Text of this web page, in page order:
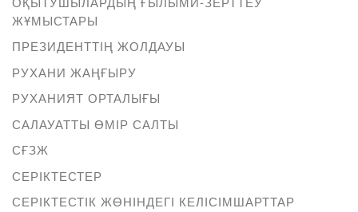
ЖҰМЫСТАРЫ
ПРЕЗИДЕНТТІҢ ЖОЛДАУЫ
РУХАНИ ЖАҢҒЫРУ
РУХАНИЯТ ОРТАЛЫҒЫ
САЛАУАТТЫ ӨМІР САЛТЫ
СҒЗЖ
СЕРІКТЕСТЕР
СЕРІКТЕСТІК ЖӨНІНДЕГІ КЕЛІСІМШАРТТАР